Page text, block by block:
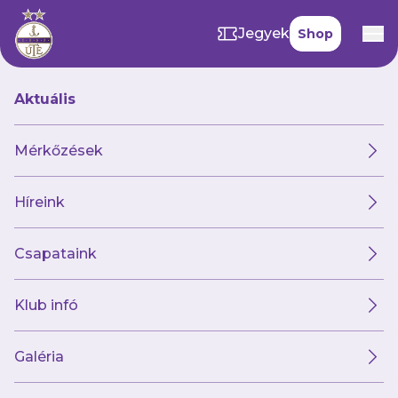
Jegyek Shop
Aktuális
Mérkőzések
Híreink
Csapataink
Klub infó
Galéria
GALÉRIÁINK
70 kép